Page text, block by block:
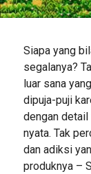
Siapa yang
segalanya?
luar sana
dipuja-puji
dengan
nyata. Tak
dan adiksi
produknya –